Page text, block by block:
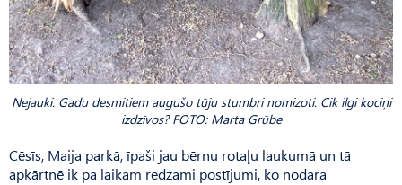
Nejauki. Gadu desmitiem augušo tūju stumbri nomizoti. Cik ilgi kociņi
izdzīvos? FOTO: Marta Grūbe
Cēsīs, Maija parkā, īpaši jau bērnu rotaļu laukumā un tā
apkārtnē ik pa laikam redzami postījumi, ko nodara